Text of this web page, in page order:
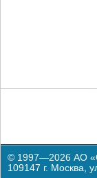
© 1997—2026 АО
109147 г. Москва,